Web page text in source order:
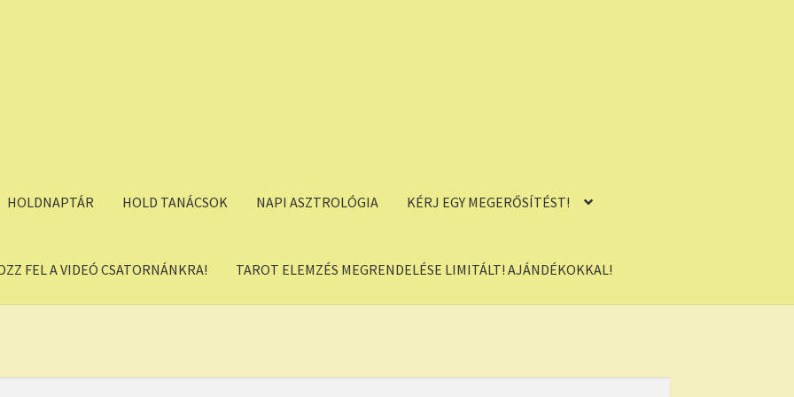
HOLDNAPTÁR HOLD TANÁCSOK NAPI ASZTROLÓGIA KÉRJ EGY MEGERŐSÍTÉST!
FEL A VIDEÓ CSATORNÁNKRA! TAROT ELEMZÉS MEGRENDELÉSE LIMITÁLT! AJÁNDÉKOKKAL!